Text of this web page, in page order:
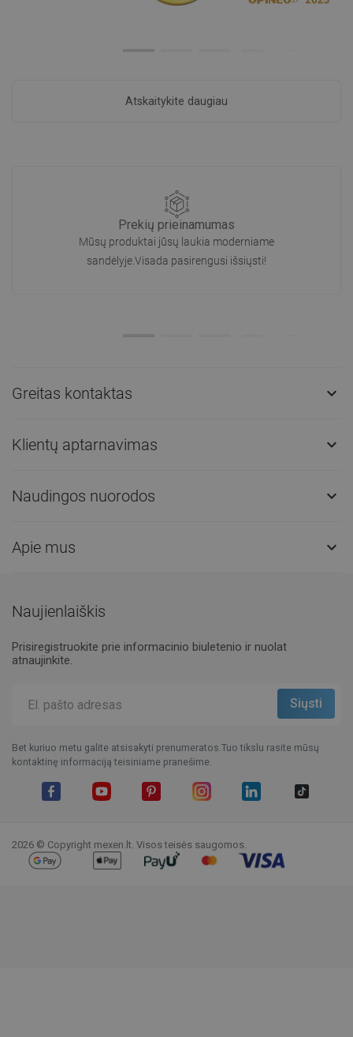
Atskaitykite daugiau
Prekių prieinamumas
Mūsų produktai jūsų laukia moderniame
sandėlyje.Visada pasirengusi išsiųsti!
Greitas kontaktas 
Klientų aptarnavimas 
Naudingos nuorodos 
Apie mus 
Naujienlaiškis
Prisiregistruokite prie informacinio biuletenio ir nuolat
atnaujinkite.
Bet kuriuo metu galite atsisakyti prenumeratos.Tuo tikslu rasite mūsų
kontaktinę informaciją teisiniame pranešime.
2026 © Copyright mexen.lt. Visos teisės saugomos.